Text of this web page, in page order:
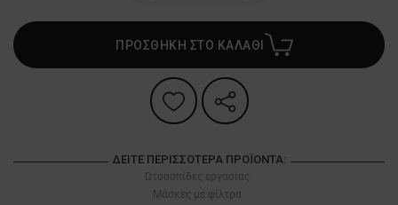
ΠΡΟΣΘΗΚΗ ΣΤΟ ΚΑΛΑΘΙ
ΔΕΊΤΕ ΠΕΡΙΣΣΌΤΕΡΑ ΠΡΟΪΌΝΤΑ:
Ωτοασπίδες εργασίας
Μάσκες με φίλτρα